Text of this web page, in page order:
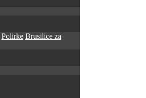
Polirke Brusilice za